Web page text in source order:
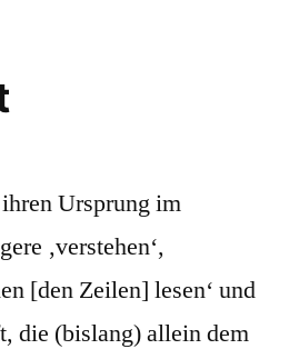
Ursprung im
‚verstehen‘,
[den Zeilen] lesen‘ und
die (bislang) allein dem